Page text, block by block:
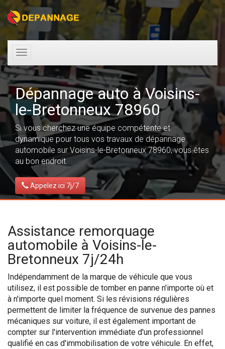
Toggle
navigation
Dépannage auto à Voisins-
le-Bretonneux 78960
Si vous cherchez une équipe compétente et
dynamique pour tous vos travaux de dépannage
automobile sur Voisins-le-Bretonneux 78960, vous êtes
au bon endroit.
Appelez ici 7j/7
Assistance remorquage
automobile à Voisins-le-
Bretonneux 7j/24h
Indépendamment de la marque de véhicule que vous
utilisez, il est possible de tomber en panne n'importe où et
à n'importe quel moment. Si les révisions régulières
permettent de limiter la fréquence de survenue des pannes
mécaniques sur voiture, il est également important de
compter sur l'intervention immédiate d'un professionnel
qualifié en cas d'immobilisation de votre véhicule. En effet,